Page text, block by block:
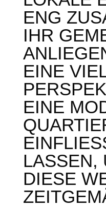
NG
HR
NLIEGEN
INE
INE
SSEN,
ESE